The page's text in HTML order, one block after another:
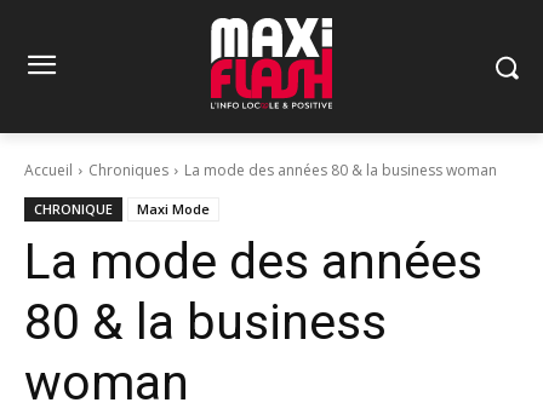
Accueil Chroniques La mode des années 80 & la business woman
CHRONIQUE Maxi Mode
La mode des années
80 & la business
woman